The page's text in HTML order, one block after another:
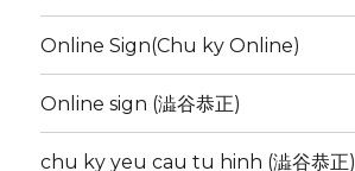
Online Sign(Chu ky Online)
Online sign (澁谷恭正)
chu ky yeu cau tu hinh (澁谷恭正)